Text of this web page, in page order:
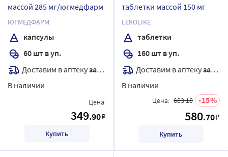
массой 285 мг/югмедфарм
ЮГМЕДФАРМ
капсулы
60 шт в уп.
Доставим в аптекузавтра
В наличии
Цена:
349.90₽
Купить
таблетки массой 150 мг
LEKOLIKE
таблетки
160 шт в уп.
Доставим в аптекузавтра
В наличии
Цена: 683.18 15
580.70₽
Купить